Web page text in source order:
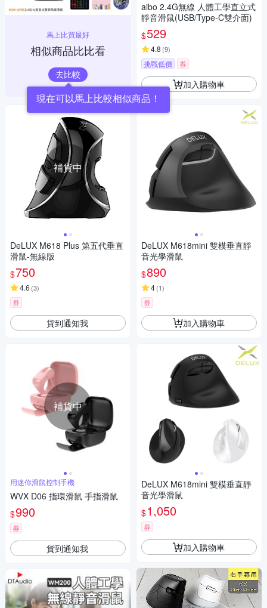
馬上比買最好
相似商品比比看
去比較
現在可以馬上比較相似商品！
補貨中
DeLUX M618 Plus 第五代垂直
滑鼠-無線版
$750
4.6 (3)
券
貨到通知我
補貨中
用迷你滑鼠控制手機
WVX D06 指環滑鼠 手指滑鼠
$990
券
貨到通知我
aibo 2.4G無線 人體工學直立式
靜音滑鼠(USB/Type-C雙介面)
$529
4.8 (9)
挑戰低價 券
加入購物車
DeLUX M618mini 雙模垂直靜
音光學滑鼠
$890
4(1)
券
加入購物車
DeLUX M618mini 雙模垂直靜
音光學滑鼠
$1,050
券
加入購物車